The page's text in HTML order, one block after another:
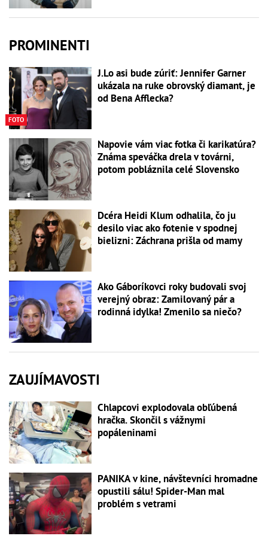
PROMINENTI
FOTO
J.Lo asi bude zúriť: Jennifer Garner
ukázala na ruke obrovský diamant, je
od Bena Afflecka?
Napovie vám viac fotka či karikatúra?
Známa speváčka drela v továrni,
potom pobláznila celé Slovensko
Dcéra Heidi Klum odhalila, čo ju
desilo viac ako fotenie v spodnej
bielizni: Záchrana prišla od mamy
Ako Gáboríkovci roky budovali svoj
verejný obraz: Zamilovaný pár a
rodinná idylka! Zmenilo sa niečo?
ZAUJÍMAVOSTI
Chlapcovi explodovala obľúbená
hračka. Skončil s vážnymi
popáleninami
PANIKA v kine, návštevníci hromadne
opustili sálu! Spider-Man mal
problém s vetrami